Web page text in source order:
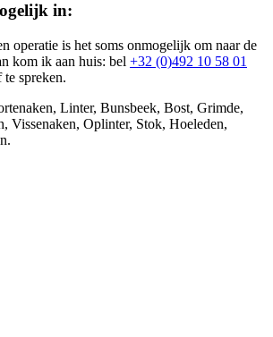
in:
operatie is het soms onmogelijk om naar de
kom ik aan huis: bel +32 (0)492 10 58 01
te spreken.
Linter, Bunsbeek, Bost, Grimde,
Vissenaken, Oplinter, Stok, Hoeleden,